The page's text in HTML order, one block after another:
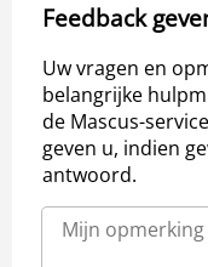
Feedback
Uw vragen en
belangrijke
de Mascus-
geven u, indien
antwoord.